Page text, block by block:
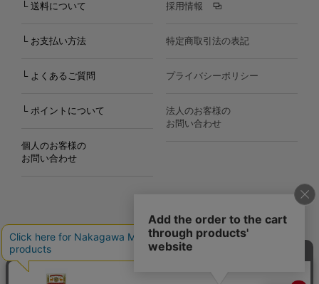
└ 送料について
└ お支払い方法
└ よくあるご質問
└ ポイントについて
個人のお客様の
お問い合わせ
採用情報
特定商取引法の表記
プライバシーポリシー
法人のお客様の
お問い合わせ
Copyright©2000
Nakagawa Masashichi Shoten All Rights Reserved.